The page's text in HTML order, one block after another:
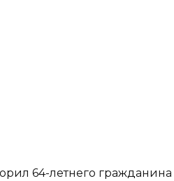
64-летнего